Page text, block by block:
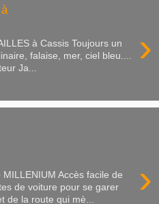
›
à Cassis Toujours un
falaise, mer, ciel bleu....
Ja...
›
Accès facile de
de voiture pour se garer
de la route qui mè...